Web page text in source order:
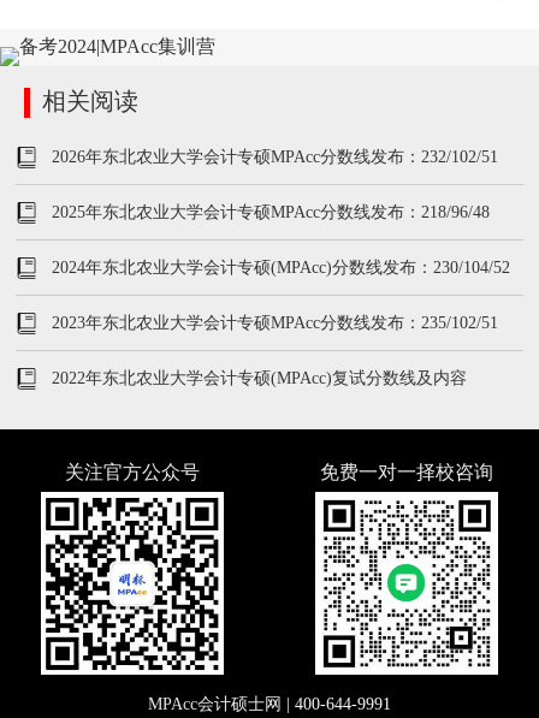
相关阅读
2026年东北农业大学会计专硕MPAcc分数线发布：232/102/51
2025年东北农业大学会计专硕MPAcc分数线发布：218/96/48
2024年东北农业大学会计专硕(MPAcc)分数线发布：230/104/52
2023年东北农业大学会计专硕MPAcc分数线发布：235/102/51
2022年东北农业大学会计专硕(MPAcc)复试分数线及内容
关注官方公众号 免费一对一择校咨询
MPAcc会计硕士网 | 400-644-9991